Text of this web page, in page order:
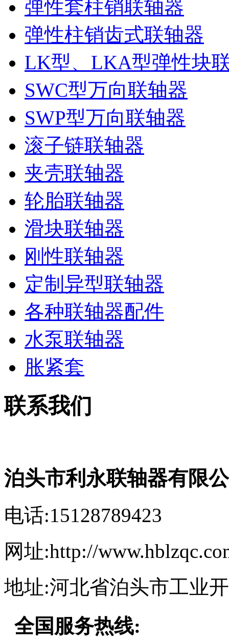
弹性套柱销联轴器
弹性柱销齿式联轴器
LK型、LKA型弹性块
SWC型万向联轴器
SWP型万向联轴器
滚子链联轴器
夹壳联轴器
轮胎联轴器
滑块联轴器
刚性联轴器
定制异型联轴器
各种联轴器配件
水泵联轴器
胀紧套
联系我们
泊头市利永联轴器有限
电话:15128789423
网址:http://
地址:河北省泊头市工业
全国服务热线: